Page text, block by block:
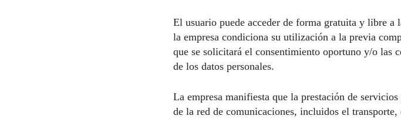
El usuario puede acceder de forma gratuita y libre
la empresa condiciona su utilización a la previa
que se solicitará el consentimiento oportuno y/o las
de los datos personales.
La empresa manifiesta que la prestación de
de la red de comunicaciones, incluidos el